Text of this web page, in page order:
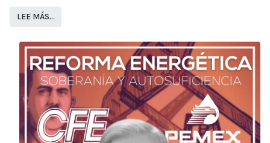
LEE MÁS…